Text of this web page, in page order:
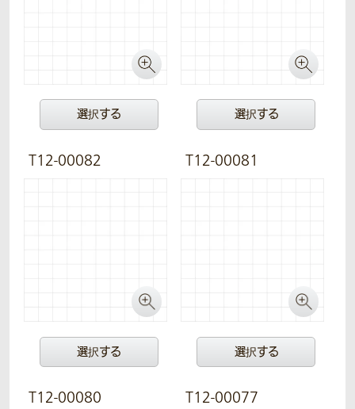
選択する 選択する
T12-00082
選択する
T12-00081
選択する
T12-00080 T12-00077